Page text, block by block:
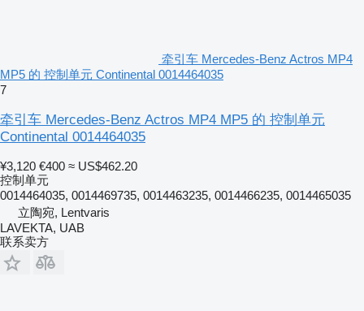
牵引车 Mercedes-Benz Actros MP4
MP5 的 控制单元 Continental 0014464035
7
牵引车 Mercedes-Benz Actros MP4 MP5 的 控制单元
Continental 0014464035
¥3,120 €400 ≈ US$462.20
控制单元
0014464035, 0014469735, 0014463235, 0014466235, 0014465035
立陶宛, Lentvaris
LAVEKTA, UAB
联系卖方